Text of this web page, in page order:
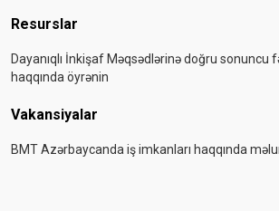
Resurslar
Dayanıqlı İnkişaf Məqsədlərinə doğru sonuncu
haqqında öyrənin
Vakansiyalar
BMT Azərbaycanda iş imkanları haqqında